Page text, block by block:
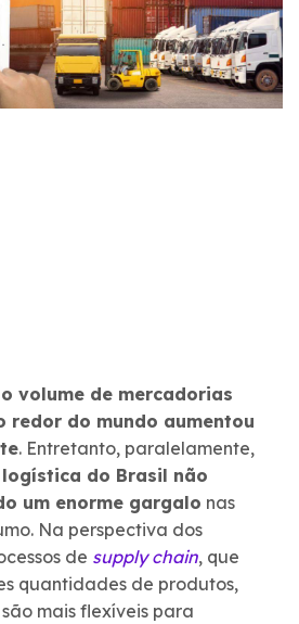
o volume de mercadorias
redor do mundo aumentou
. Entretanto, paralelamente,
do Brasil não
um enorme gargalo nas
Na perspectiva dos
de supply chain, que
quantidades de produtos,
mais flexíveis para